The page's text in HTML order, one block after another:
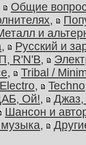
Общие
,
и
,
Русский и
R'N'B,
,
Tribal /
Electro, Techno
Ой!,
Джаз,
Шансон и
музыка,